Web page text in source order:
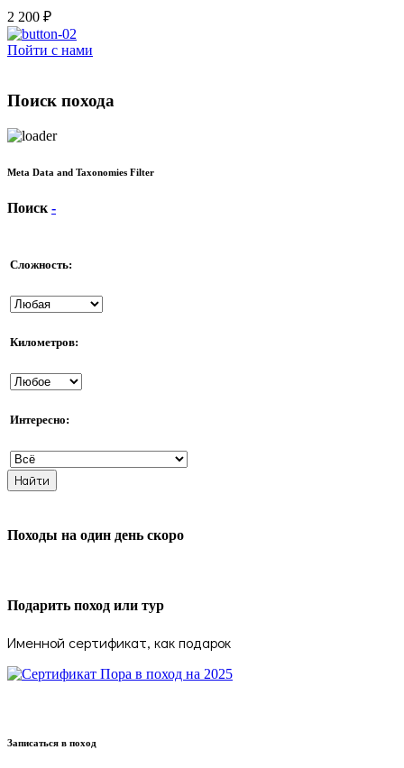
2 200 ₽
Пойти с нами
Поиск похода
Meta Data and Taxonomies Filter
Поиск -
Сложность:
Километров:
Интересно:
Походы на один день скоро
Подарить поход или тур
Именной сертификат, как подарок
Записаться в поход